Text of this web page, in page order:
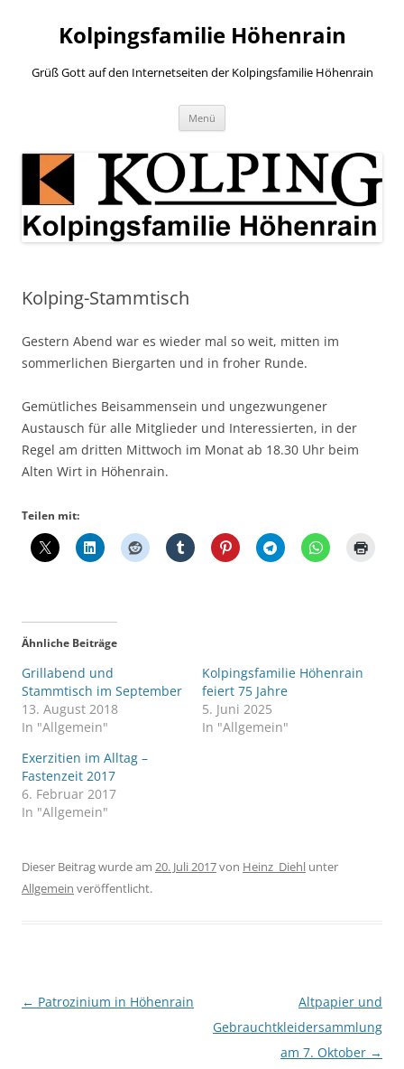
springenKolpingsfamilie Höhenrain
Grüß Gott auf den Internetseiten der Kolpingsfamilie Höhenrain
Menü
Kolping-Stammtisch
Gestern Abend war es wieder mal so weit, mitten im
sommerlichen Biergarten und in froher Runde.
Gemütliches Beisammensein und ungezwungener
Austausch für alle Mitglieder und Interessierten, in der
Regel am dritten Mittwoch im Monat ab 18.30 Uhr beim
Alten Wirt in Höhenrain.
Teilen mit:
Ähnliche Beiträge
Grillabend und
Stammtisch im September
13. August 2018
In "Allgemein"
Kolpingsfamilie Höhenrain
feiert 75 Jahre
5. Juni 2025
In "Allgemein"
Exerzitien im Alltag –
Fastenzeit 2017
6. Februar 2017
In "Allgemein"
Dieser Beitrag wurde am 20. Juli 2017von Heinz_Diehl unter
Allgemein veröffentlicht.
Beitragsnavigation
← Patrozinium in Höhenrain
Altpapier und
Gebrauchtkleidersammlung
am 7. Oktober →